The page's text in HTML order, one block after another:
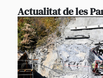
Actualitat de les